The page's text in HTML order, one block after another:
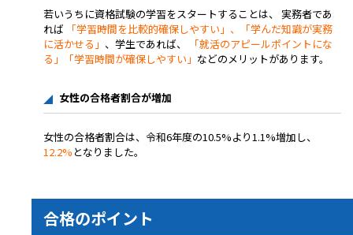
若いうちに資格試験の学習をスタートすることは、 実務者であ
れば
「学習時間を比較的確保しやすい」、「学んだ知識が実務
に活かせる」 、学生であれば、
「就活のアピールポイントにな
る」「学習時間が確保しやすい」 などのメリットがあります。
女性の合格者割合が増加
女性の合格者割合は、令和6年度の10.5%より1.1%増加し、
12.2% となりました。
合格のポイント